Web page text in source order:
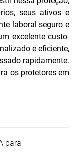
seus ativos e
laboral seguro e
excelente custo-
e eficiente,
rapidamente.
os protetores em
para